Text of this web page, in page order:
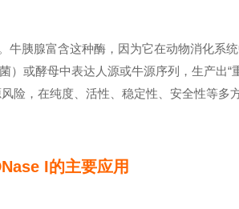
牛胰腺富含这种酶，因为它在动物消化系
或酵母中表达人源或牛源序列，生产出“
险，在纯度、活性、稳定性、安全性等多
I的主要应用